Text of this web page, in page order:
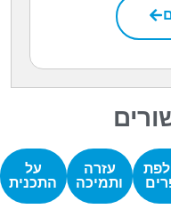
עזרה
ותמיכה
על
התכנית